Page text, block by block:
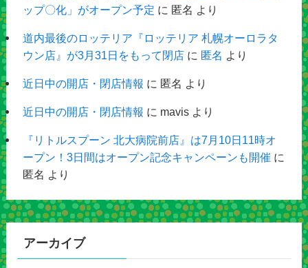
ップ〇化」がオープン予定 に 匿名 より
道内最後のロッテリア『ロッテリア 札幌オーロラタ
ウン店』が3月31日をもって閉店に 匿名 より
近日中の開店・閉店情報 に 匿名 より
近日中の開店・閉店情報 に mavisより
『リトルスプーン 北大病院前店』は7月10日11時オ
ープン！3日間はオープン記念キャンペーンも開催 に
匿名 より
アーカイブ